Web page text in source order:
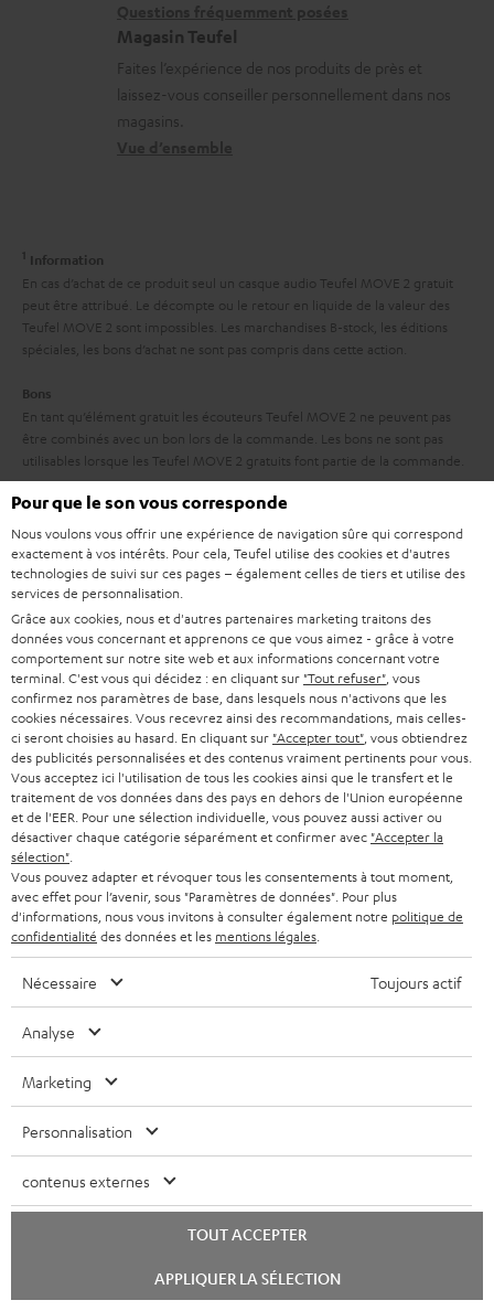
s
e
a
s
à
l
e
x
p
é
d
i
t
i
o
n
o
n
s
t
i
v
s
à
l
a
g
a
r
a
n
t
i
e
s
c
o
t
Magasin Teufel
Faites l’expérience de nos produits de près et
laissez-vous conseiller personnellement dans nos
magasins.
1 Information
En cas d’achat de ce produit seul un casque audio Teufel MOVE 2 gratuit
peut être attribué. Le décompte ou le retour en liquide de la valeur des
Teufel MOVE 2 sont impossibles. Les marchandises B-stock, les éditions
spéciales, les bons d’achat ne sont pas compris dans cette action.
Bons
En tant qu’élément gratuit les écouteurs Teufel MOVE 2 ne peuvent pas
être combinés avec un bon lors de la commande. Les bons ne sont pas
utilisables lorsque les Teufel MOVE 2 gratuits font partie de la commande.
Durée
Cette offre n’est valable que pour les commandes effectuées chez Teufel à
partir du 03.08.2026 à 00h00. Elle durera jusqu’à l’épuisement du stock de
Teufel MOVE 2 ou prendra fin au plus tard le 08.08.2026 à 23h59.
Retour
Les écouteurs Teufel MOVE 2 ont une valeur de vente de 29,99 €. Cette
offre est à considérer comme un tout. Les services proposés ne le sont
qu’ensemble. Une réalisation partielle du contrat (qui serait par exemple
réduite à l’utilisation des Teufel MOVE 2) est exclue.
Attention
Les produits obtenus gratuitement dans le cadre d’une offre spéciale ne
sont pas concernés par les garanties Teufel de de 2 ans.
Livraison
La livraison des Teufel MOVE 2 n’a pas nécessairement lieu en même
temps que celle du produit que ces écouteurs accompagnent.
chat
Pour que le son vous corresponde
Nous voulons vous offrir une expérience de navigation sûre qui correspond
exactement à vos intérêts. Pour cela, Teufel utilise des cookies et d'autres
technologies de suivi sur ces pages – également celles de tiers et utilise des
services de personnalisation.
Grâce aux cookies, nous et d'autres partenaires marketing traitons des
données vous concernant et apprenons ce que vous aimez - grâce à votre
comportement sur notre site web et aux informations concernant votre
terminal. C'est vous qui décidez : en cliquant sur "Tout refuser" , vous
confirmez nos paramètres de base, dans lesquels nous n'activons que les
cookies nécessaires. Vous recevrez ainsi des recommandations, mais celles-
ci seront choisies au hasard. En cliquant sur "Accepter tout" , vous obtiendrez
des publicités personnalisées et des contenus vraiment pertinents pour vous.
Vous acceptez ici l'utilisation de tous les cookies ainsi que le transfert et le
traitement de vos données dans des pays en dehors de l'Union européenne
et de l'EER. Pour une sélection individuelle, vous pouvez aussi activer ou
désactiver chaque catégorie séparément et confirmer avec "Accepter la
sélection"
Vous pouvez adapter et révoquer tous les consentements à tout moment,
avec effet pour l’avenir, sous "Paramètres de données". Pour plus
d'informations, nous vous invitons à consulter également notre politique de
confidentialité des données et les mentions légales
Nécessaire Toujours actif
Analyse
Marketing
Personnalisation
contenus externes
TOUT ACCEPTER
APPLIQUER LA SÉLECTION